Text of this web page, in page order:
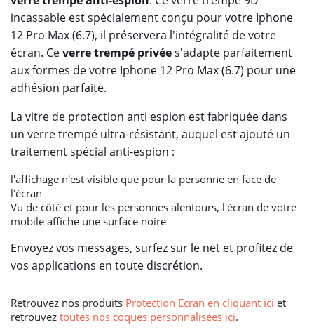
incassable est spécialement conçu pour votre Iphone
12 Pro Max (6.7), il préservera l'intégralité de votre
écran. Ceverre trempé privées'adapte parfaitement
aux formes de votre Iphone 12 Pro Max (6.7) pour une
adhésion parfaite.
La vitre de protection anti espion est fabriquée dans
un verre trempé ultra-résistant, auquel est ajouté un
traitement spécial anti-espion :
l'affichage n'est visible que pour la personne en face de
l'écran
Vu de côté et pour les personnes alentours, l'écran de votre
mobile affiche une surface noire
Envoyez vos messages, surfez sur le net et profitez de
vos applications en toute discrétion.
Retrouvez nos produits Protection Ecran en cliquant ici et
retrouvez toutes nos coques personnalisées ici.